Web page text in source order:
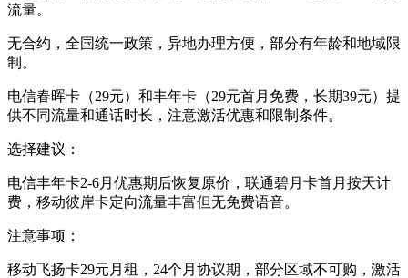
流量。
无合约，全国统一政策，异地办理方便，部分有年龄和地域限
制。
电信春晖卡（29元）和丰年卡（29元首月免费，长期39元）提
供不同流量和通话时长，注意激活优惠和限制条件。
选择建议：
电信丰年卡2-6月优惠期后恢复原价，联通碧月卡首月按天计
费，移动彼岸卡定向流量丰富但无免费语音。
注意事项：
移动飞扬卡29元月租，24个月协议期，部分区域不可购，激活